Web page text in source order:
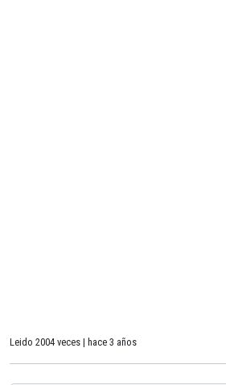
Leido 2004 veces | hace 3 años